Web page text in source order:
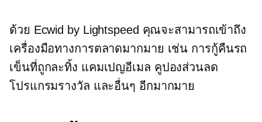
ด้วย Ecwid by Lightspeed คุณจะสามารถเข้าถึง
เครื่องมือทางการตลาดมากมาย เช่น การกู้คืนรถ
เข็นที่ถูกละทิ้ง แคมเปญอีเมล คูปองส่วนลด
โปรแกรมรางวัล และอื่นๆ อีกมากมาย